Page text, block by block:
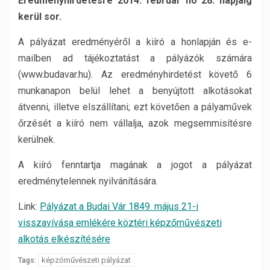
kerül sor.
A pályázat eredményéről a kiíró a honlapján és e-
mailben ad tájékoztatást a pályázók számára
(www.budavar.hu). Az eredményhirdetést követő 6
munkanapon belül lehet a benyújtott alkotásokat
átvenni, illetve elszállítani; ezt követően a pályaművek
őrzését a kiíró nem vállalja, azok megsemmisítésre
kerülnek.
A kiíró fenntartja magának a jogot a pályázat
eredménytelennek nyilvánítására.
Link: Pályázat a Budai Vár 1849. május 21-i
visszavívása emlékére köztéri képzőművészeti
alkotás elkészítésére
Tags: képzóművészeti pályázat